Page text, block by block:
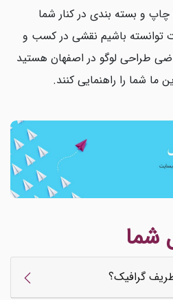
و بسته بندی در کنار شما
توانسته باشیم نقشی در کسب و
طراحی لوگو در اصفهان هستید
ما شما را راهنمایی کنند.
شما
گرافیک؟